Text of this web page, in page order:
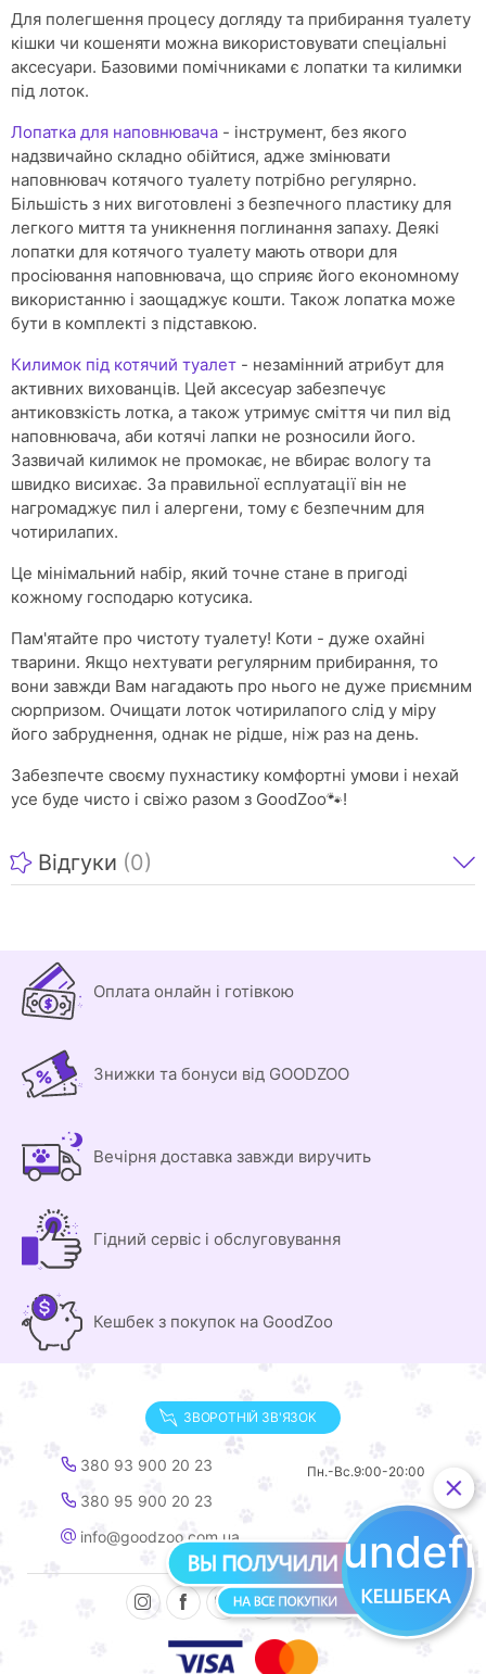
Для полегшення процесу догляду та прибирання туалету
кішки чи кошеняти можна використовувати спеціальні
аксесуари. Базовими помічниками є лопатки та килимки
під лоток.
Лопатка для наповнювача - інструмент, без якого
надзвичайно складно обійтися, адже змінювати
наповнювач котячого туалету потрібно регулярно.
Більшість з них виготовлені з безпечного пластику для
легкого миття та уникнення поглинання запаху. Деякі
лопатки для котячого туалету мають отвори для
просіювання наповнювача, що сприяє його економному
використанню і заощаджує кошти. Також лопатка може
бути в комплекті з підставкою.
Килимок під котячий туалет - незамінний атрибут для
активних вихованців. Цей аксесуар забезпечує
антиковзкість лотка, а також утримує сміття чи пил від
наповнювача, аби котячі лапки не розносили його.
Зазвичай килимок не промокає, не вбирає вологу та
швидко висихає. За правильної есплуатації він не
нагромаджує пил і алергени, тому є безпечним для
чотирилапих.
Це мінімальний набір, який точне стане в пригоді
кожному господарю котусика.
Пам'ятайте про чистоту туалету! Коти - дуже охайні
тварини. Якщо нехтувати регулярним прибирання, то
вони завжди Вам нагадають про нього не дуже приємним
сюрпризом. Очищати лоток чотирилапого слід у міру
його забруднення, однак не рідше, ніж раз на день.
Забезпечте своєму пухнастику комфортні умови і нехай
усе буде чисто і свіжо разом з GoodZoo🐾!
Відгуки (0)
Оплата онлайн і готівкою
Знижки та бонуси від GOODZOO
Вечірня доставка завжди виручить
Гідний сервіс і обслуговування
Кешбек з покупок на GoodZoo
ЗВОРОТНІЙ ЗВ'ЯЗОК
380 93 900 20 23
380 95 900 20 23
info@goodzoo.com.ua
Пн.-Вс.9:00-20:00